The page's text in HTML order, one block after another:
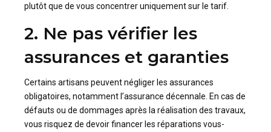
plutôt que de vous concentrer uniquement sur le tarif.
2. Ne pas vérifier les
assurances et garanties
Certains artisans peuvent négliger les assurances
obligatoires, notamment l’assurance décennale. En cas de
défauts ou de dommages après la réalisation des travaux,
vous risquez de devoir financer les réparations vous-